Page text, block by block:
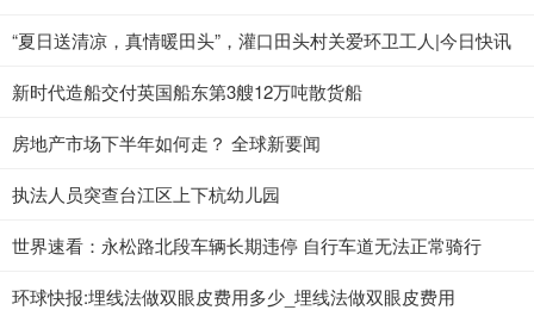
“夏日送清凉，真情暖田头”，灌口田头村关爱环卫工人|今日快讯
新时代造船交付英国船东第3艘12万吨散货船
房地产市场下半年如何走？ 全球新要闻
执法人员突查台江区上下杭幼儿园
世界速看：永松路北段车辆长期违停 自行车道无法正常骑行
环球快报:埋线法做双眼皮费用多少_埋线法做双眼皮费用